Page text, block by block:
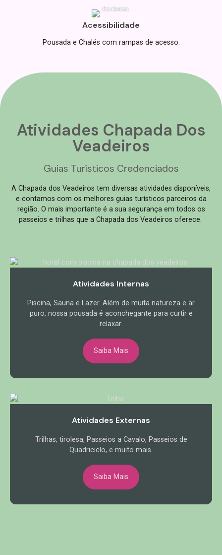
Acessibilidade
Pousada e Chalés com rampas de acesso.
Atividades Chapada Dos
Veadeiros
Guias Turísticos Credenciados
A Chapada dos Veadeiros tem diversas atividades disponíveis,
e contamos com os melhores guias turísticos parceiros da
região. O mais importante é a sua segurança em todos os
passeios e trilhas que a Chapada dos Veadeiros oferece.
Atividades Internas
Piscina, Sauna e Lazer. Além de muita natureza e ar
puro, nossa pousada é aconchegante para curtir e
relaxar.
Saiba Mais
Atividades Externas
Trilhas, tirolesa, Passeios a Cavalo, Passeios de
Quadriciclo, e muito mais.
Saiba Mais